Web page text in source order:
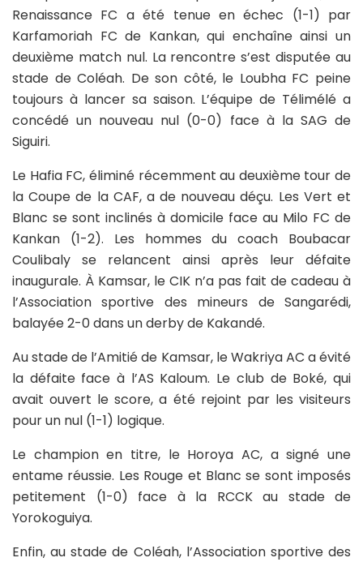
Renaissance FC a été tenue en échec (1-1) par
Karfamoriah FC de Kankan, qui enchaîne ainsi un
deuxième match nul. La rencontre s’est disputée au
stade de Coléah. De son côté, le Loubha FC peine
toujours à lancer sa saison. L’équipe de Télimélé a
concédé un nouveau nul (0-0) face à la SAG de
Siguiri.
Le Hafia FC, éliminé récemment au deuxième tour de
la Coupe de la CAF, a de nouveau déçu. Les Vert et
Blanc se sont inclinés à domicile face au Milo FC de
Kankan (1-2). Les hommes du coach Boubacar
Coulibaly se relancent ainsi après leur défaite
inaugurale. À Kamsar, le CIK n’a pas fait de cadeau à
l’Association sportive des mineurs de Sangarédi,
balayée 2-0 dans un derby de Kakandé.
Au stade de l’Amitié de Kamsar, le Wakriya AC a évité
la défaite face à l’AS Kaloum. Le club de Boké, qui
avait ouvert le score, a été rejoint par les visiteurs
pour un nul (1-1) logique.
Le champion en titre, le Horoya AC, a signé une
entame réussie. Les Rouge et Blanc se sont imposés
petitement (1-0) face à la RCCK au stade de
Yorokoguiya.
Enfin, au stade de Coléah, l’Association sportive des